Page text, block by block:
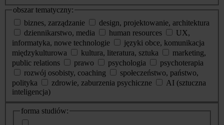
obszar tematyczny:
biznes, zarządzanie
design, projektowanie, architektura
dziennikarstwo, media
human resources
UX,
informatyka, nowe technologie
języki obce, komunikacja
międzykulturowa
kultura, literatura, sztuka
marketing,
public relations
prawo psychologia
psychoterapia
rozwój osobisty, coaching
społeczeństwo, państwo,
polityka
zdrowie, zaburzenia psychiczne
AI (sztuczna
inteligencja)
dodatkowe
informacje
forma studiów: